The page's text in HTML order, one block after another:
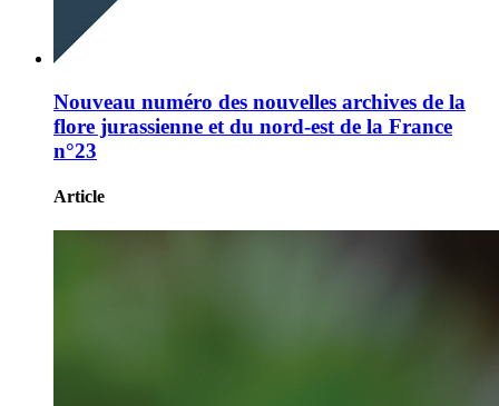
Nouveau numéro des nouvelles archives de la
flore jurassienne et du nord-est de la France
n°23
Article